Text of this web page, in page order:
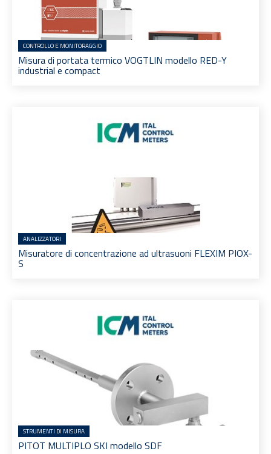
CONTROLLO E MONITORAGGIO
Misura di portata termico VOGTLIN modello RED-Y
industrial e compact
ANALIZZATORI
Misuratore di concentrazione ad ultrasuoni FLEXIM PIOX-
S
STRUMENTI DI MISURA
PITOT MULTIPLO SKI modello SDF